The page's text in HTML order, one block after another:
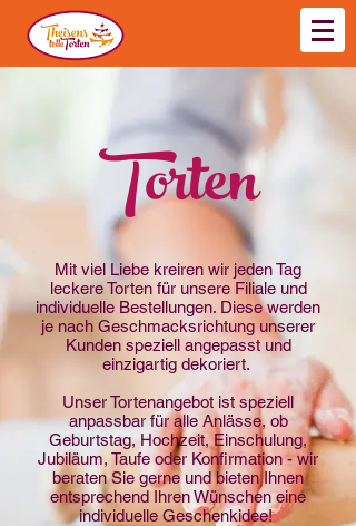
Torten
Mit viel Liebe kreiren wir jeden Tag
leckere Torten für unsere Filiale und
individuelle Bestellungen. Diese werden
je nach Geschmacksrichtung unserer
Kunden speziell angepasst und
einzigartig dekoriert.
Unser Tortenangebot ist speziell
anpassbar für alle Anlässe, ob
Geburtstag, Hochzeit, Einschulung,
Jubiläum, Taufe oder Konfirmation - wir
beraten Sie gerne und bieten Ihnen
entsprechend Ihren Wünschen eine
individuelle Geschenkidee!